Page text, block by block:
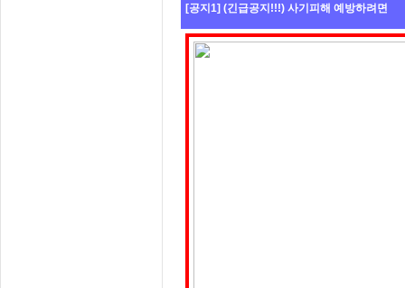
[공지1] (긴급공지!!!) 사기피해 예방하려면